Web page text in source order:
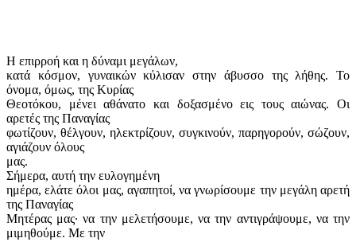
Η επιρροή και η δύναμι μεγάλων,
κατά κόσμον, γυναικών κύλισαν στην άβυσσο της λήθης. Το
όνομα, όμως, της Κυρίας
Θεοτόκου, μένει αθάνατο και δοξασμένο εις τους αιώνας. Οι
αρετές της Παναγίας
φωτίζουν, θέλγουν, ηλεκτρίζουν, συγκινούν, παρηγορούν, σώζουν,
αγιάζουν όλους
μας.
Σήμερα, αυτή την ευλογημένη
ημέρα, ελάτε όλοι μας, αγαπητοί, να γνωρίσουμε την μεγάλη αρετή
της Παναγίας
Μητέρας μας∙ να την μελετήσουμε, να την αντιγράψουμε, να την
μιμηθούμε. Με την